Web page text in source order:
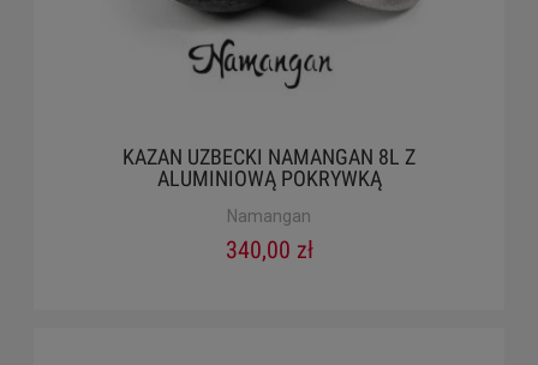
KAZAN UZBECKI NAMANGAN 8L Z
ALUMINIOWĄ POKRYWKĄ
Namangan
340,00 zł